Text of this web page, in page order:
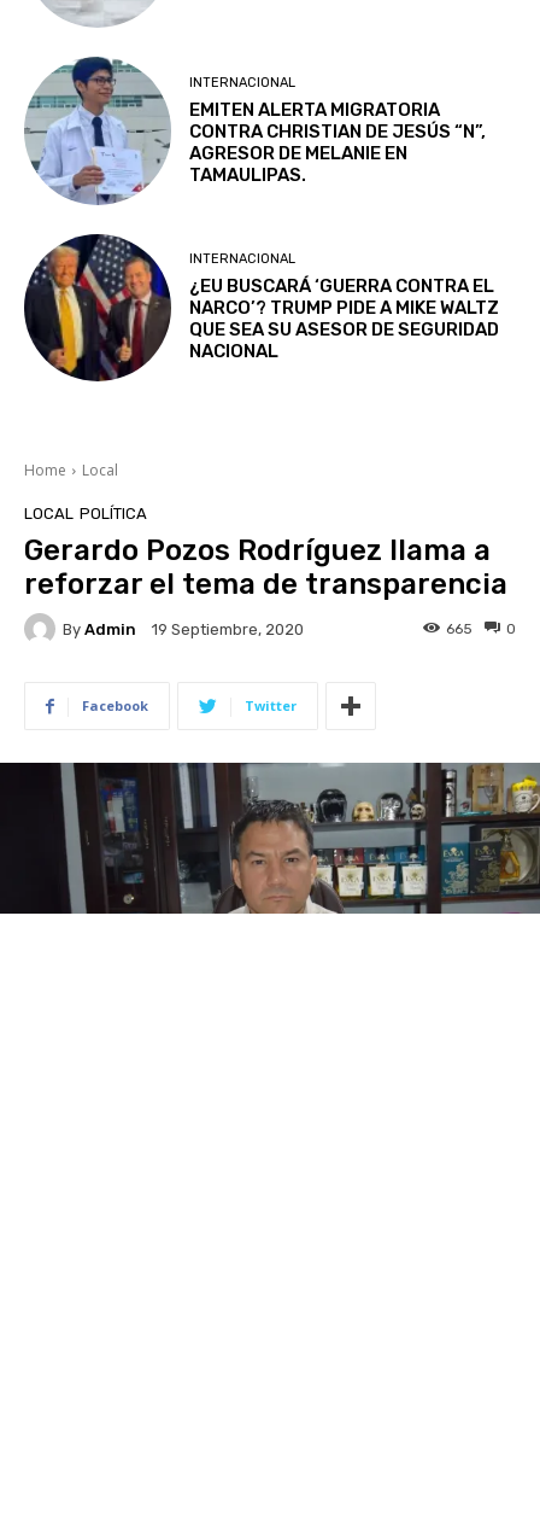
INTERNACIONAL
EMITEN ALERTA MIGRATORIA
CONTRA CHRISTIAN DE JESÚS “N”,
AGRESOR DE MELANIE EN
TAMAULIPAS.
INTERNACIONAL
¿EU BUSCARÁ ‘GUERRA CONTRA EL
NARCO’? TRUMP PIDE A MIKE WALTZ
QUE SEA SU ASESOR DE SEGURIDAD
NACIONAL